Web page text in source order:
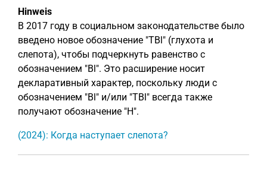
Hinweis
В 2017 году в социальном законодательстве было
введено новое обозначение "TBl" (глухота и
слепота), чтобы подчеркнуть равенство с
обозначением "Bl". Это расширение носит
декларативный характер, поскольку люди с
обозначением "Bl" и/или "TBl" всегда также
получают обозначение "H".
(2024): Когда наступает слепота?